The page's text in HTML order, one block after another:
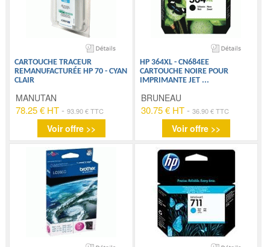
CARTOUCHE TRACEUR
REMANUFACTURÉE HP 70 - CYAN
CLAIR
MANUTAN
78.25 € HT -93.90 € TTC
Voir offre >>
HP 364XL - CN684EE
CARTOUCHE NOIRE POUR
IMPRIMANTE JET ...
BRUNEAU
30.75 € HT- 36.90 € TTC
Voir offre >>